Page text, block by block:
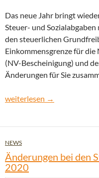
Das neue Jahr bringt
Steuer- und
den steuerlichen
Einkommensgrenze für
(NV-Bescheinigung) und
Änderungen für Sie
Änderungen bei den
weiterlesen →
NEWS
Änderungen bei den
2020